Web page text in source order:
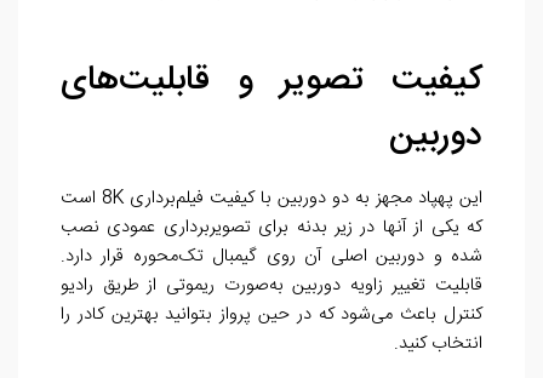
کیفیت تصویر و قابلیت‌های
دوربین
این پهپاد مجهز به دو دوربین با کیفیت فیلم‌برداری 8K است
که یکی از آنها در زیر بدنه برای تصویربرداری عمودی نصب
شده و دوربین اصلی آن روی گیمبال تک‌محوره قرار دارد.
قابلیت تغییر زاویه دوربین به‌صورت ریموتی از طریق رادیو
کنترل باعث می‌شود که در حین پرواز بتوانید بهترین کادر را
انتخاب کنید.